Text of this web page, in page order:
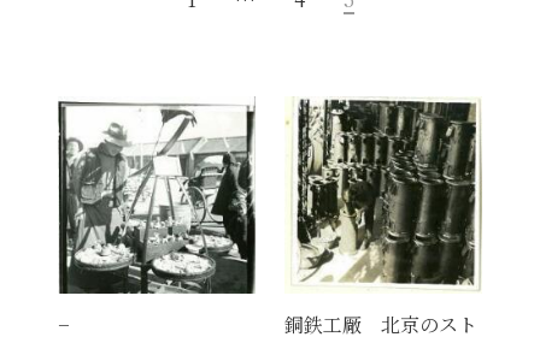
−
銅鉄工厰 北京のスト